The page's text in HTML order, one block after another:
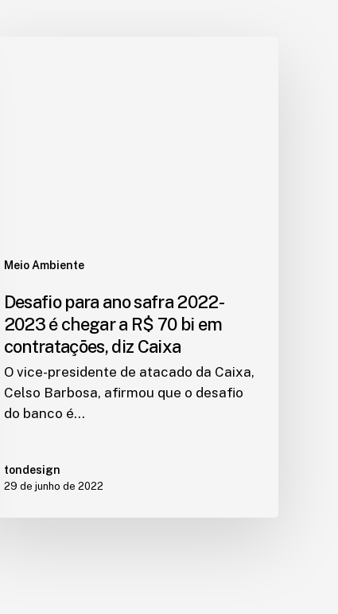
Meio Ambiente
Desafio para ano safra 2022-
2023 é chegar a R$ 70 bi em
contratações, diz Caixa
O vice-presidente de atacado da Caixa,
Celso Barbosa, afirmou que o desafio
do banco é…
tondesign
29 de junho de 2022